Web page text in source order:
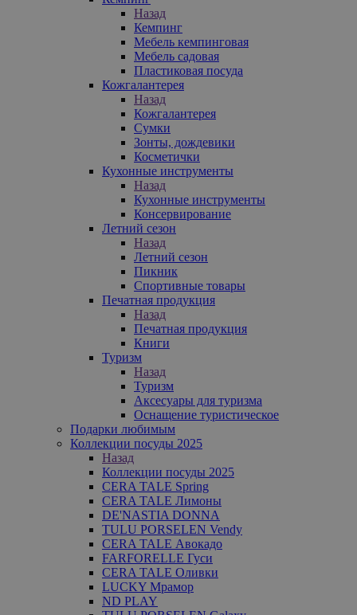
Назад
Кемпинг
Мебель кемпинговая
Мебель садовая
Пластиковая посуда
Кожгалантерея
Назад
Кожгалантерея
Сумки
Зонты, дождевики
Косметички
Кухонные инструменты
Назад
Кухонные инструменты
Консервирование
Летний сезон
Назад
Летний сезон
Пикник
Спортивные товары
Печатная продукция
Назад
Печатная продукция
Книги
Туризм
Назад
Туризм
Аксесуары для туризма
Оснащение туристическое
Подарки любимым
Коллекции посуды 2025
Назад
Коллекции посуды 2025
CERA TALE Spring
CERA TALE Лимоны
DE'NASTIA DONNA
TULU PORSELEN Vendy
CERA TALE Авокадо
FARFORELLE Гуси
CERA TALE Оливки
LUCKY Мрамор
ND PLAY